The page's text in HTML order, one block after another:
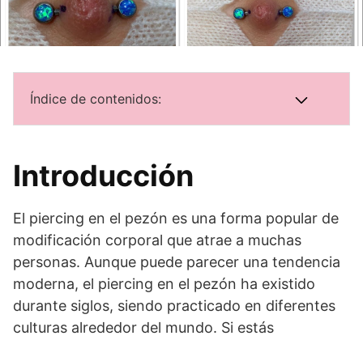
Índice de contenidos:
Introducción
El piercing en el pezón es una forma popular de
modificación corporal que atrae a muchas
personas. Aunque puede parecer una tendencia
moderna, el piercing en el pezón ha existido
durante siglos, siendo practicado en diferentes
culturas alrededor del mundo. Si estás